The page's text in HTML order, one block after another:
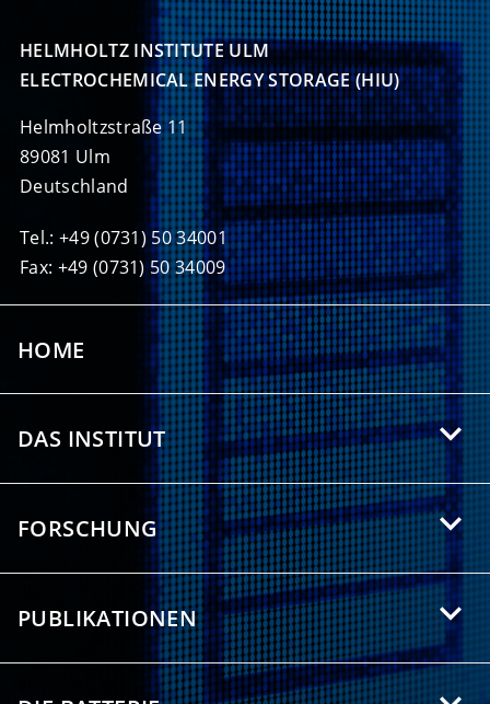
HELMHOLTZ INSTITUTE ULM
ELECTROCHEMICAL ENERGY STORAGE (HIU)
Helmholtzstraße 11
89081 Ulm
Deutschland
Tel.: +49 (0731) 50 34001
Fax: +49 (0731) 50 34009
HOME
DAS INSTITUT
Angebote für Studierende
Partnerschaften
Presse/Medien
Downloads
FORSCHUNG
Forschungsgebiete
Forschungsthemen
Forschungsgruppen
PUBLIKATIONEN
Wissenschaftliche Publikationen